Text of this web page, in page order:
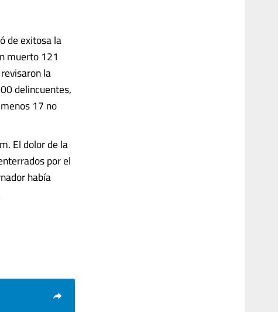
de exitosa la
muerto 121
la
delincuentes,
17 no
El dolor de la
por el
había